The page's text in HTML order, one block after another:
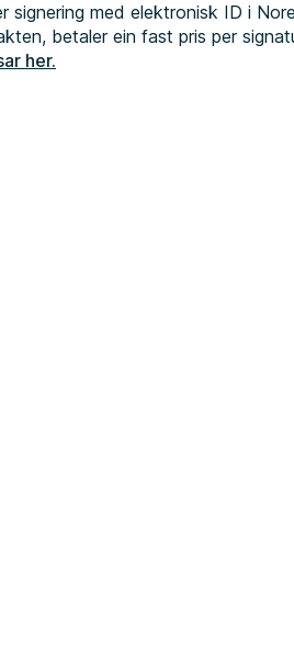
signering med elektronisk ID i
betaler ein fast pris per
her.